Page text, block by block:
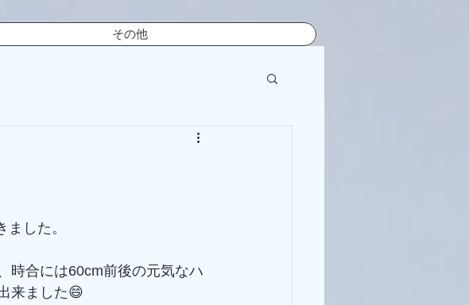
その他
した。
時合には60cm前後の元気なハ
来ました😄